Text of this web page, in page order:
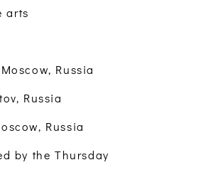
arts
Russia
Russia
Russia
by the Thursday